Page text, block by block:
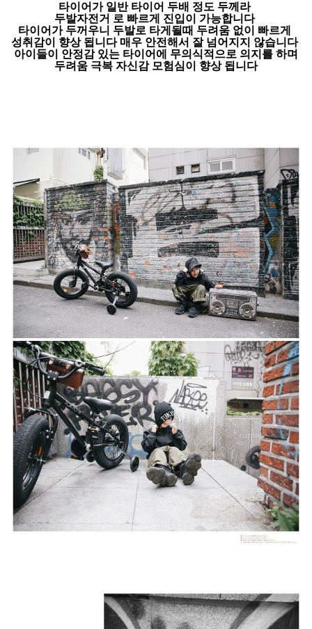
타이어가 일반 타이어 두배 정도 두께라
두발자전거 로 빠르게 진입이 가능합니다
타이어가 두꺼우니 두발로 타게될때 두려움 없이 빠르게
성취감이 향상 됩니다 매우 안전해서 잘 넘어지지 않습니다
아이들이 안정감 있는 타이어에 무의식적으로 의지를 하며
두려움 극복 자신감 모험심이 향상 됩니다